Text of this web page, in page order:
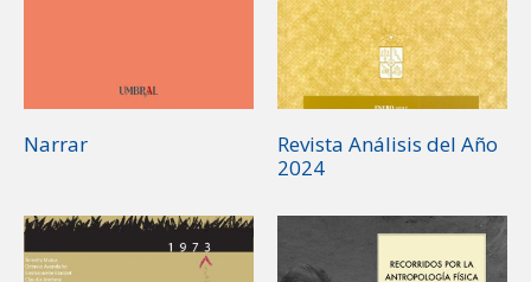
Narrar
Revista Análisis del Año
2024